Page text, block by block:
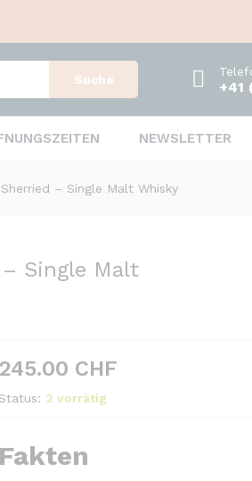
Suche +41
NEWSLETTER
– Single Malt Whisky
Single Malt
245.00 CHF
Status: 2 vorrätig
Fakten
Malt Whisky